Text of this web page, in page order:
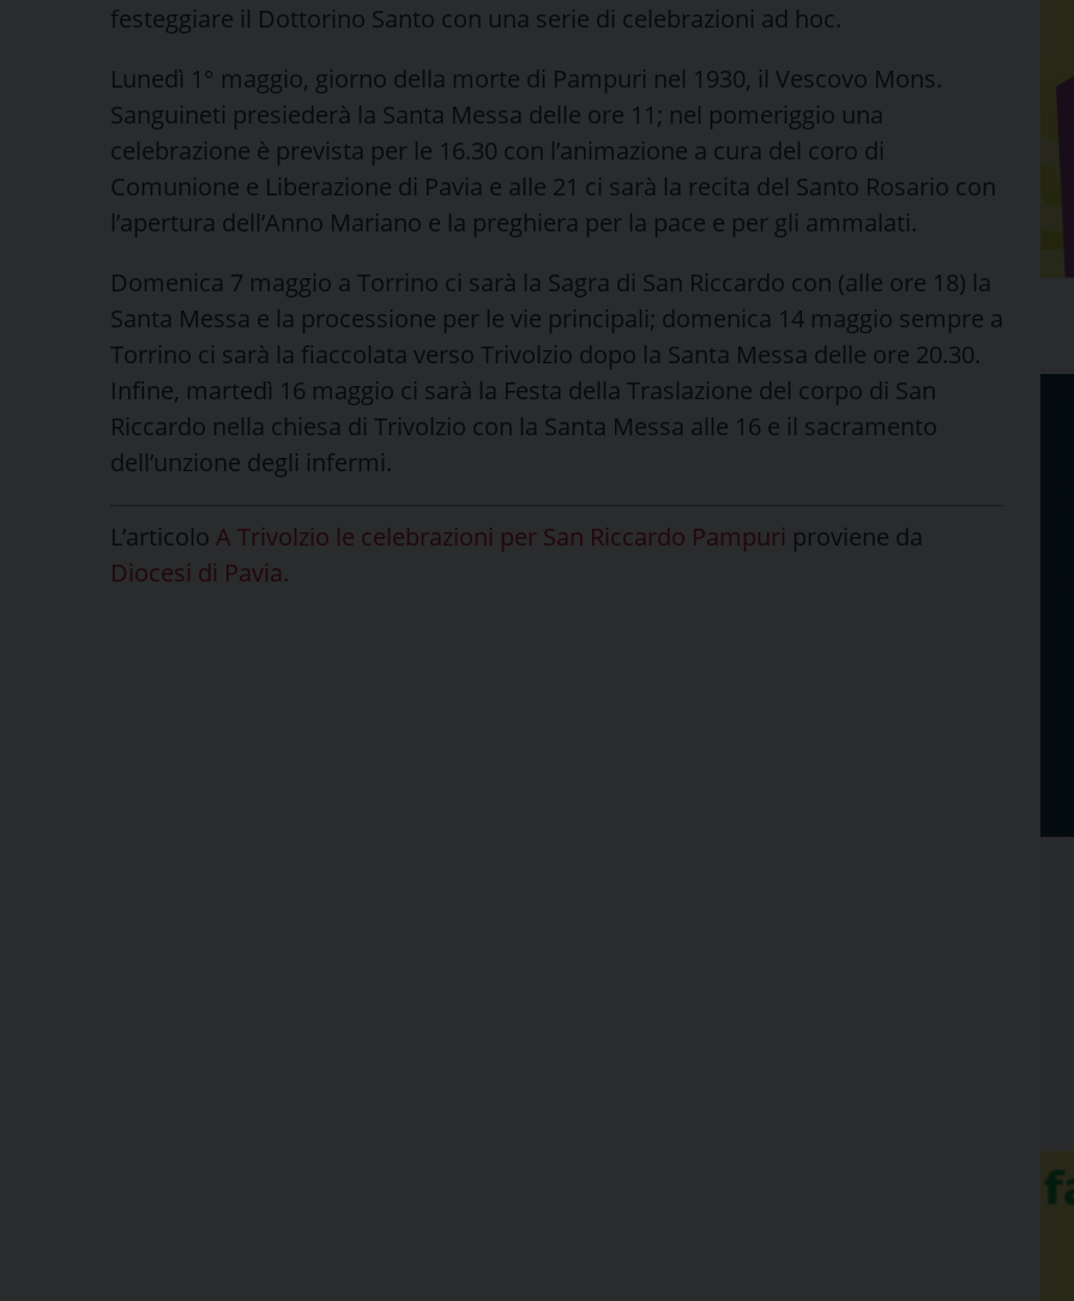
festeggiare il Dottorino Santo con una serie di celebrazioni ad hoc.
Lunedì 1° maggio, giorno della morte di Pampuri nel 1930, il Vescovo Mons.
Sanguineti presiederà la Santa Messa delle ore 11; nel pomeriggio una
celebrazione è prevista per le 16.30 con l’animazione a cura del coro di
Comunione e Liberazione di Pavia e alle 21 ci sarà la recita del Santo Rosario con
l’apertura dell’Anno Mariano e la preghiera per la pace e per gli ammalati.
Domenica 7 maggio a Torrino ci sarà la Sagra di San Riccardo con (alle ore 18) la
Santa Messa e la processione per le vie principali; domenica 14 maggio sempre a
Torrino ci sarà la fiaccolata verso Trivolzio dopo la Santa Messa delle ore 20.30.
Infine, martedì 16 maggio ci sarà la Festa della Traslazione del corpo di San
Riccardo nella chiesa di Trivolzio con la Santa Messa alle 16 e il sacramento
dell’unzione degli infermi.
L’articolo A Trivolzio le celebrazioni per San Riccardo Pampuri proviene da
Diocesi di Pavia.